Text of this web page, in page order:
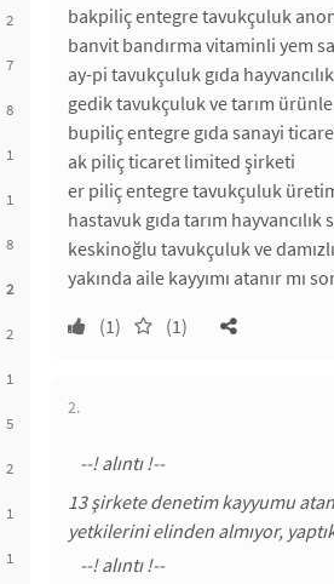
2
7
8
1
1
8
2
2
1
5
2
1
1
bakpiliç entegre tavukçuluk
banvit bandırma vitaminli yem
ay-pi tavukçuluk gıda
gedik tavukçuluk ve tarım
bupiliç entegre gıda sanayi
ak piliç ticaret limited şirketi
er piliç entegre tavukçuluk
hastavuk gıda tarım hayvancılık
keskinoğlu tavukçuluk ve
yakında aile kayyımı atanır mı
(1)
(1)
2.
13 şirkete denetim kayyumu
yetkilerini elinden almıyor,